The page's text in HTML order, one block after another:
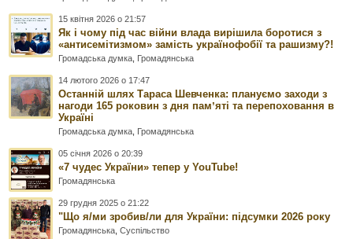
15 квітня 2026 о 21:57
Як і чому під час війни влада вирішила боротися з
«антисемітизмом» замість українофобії та рашизму?!
Громадська думка Громадянська
14 лютого 2026 о 17:47
Останній шлях Тараса Шевченка: плануємо заходи з
нагоди 165 роковин з дня памʼяті та перепоховання в
Україні
Громадська думка Громадянська
05 січня 2026 о 20:39
«7 чудес України» тепер у YouTube!
Громадянська
29 грудня 2025 о 21:22
"Що я/ми зробив/ли для України: підсумки 2026 року
Громадянська ,Суспільство